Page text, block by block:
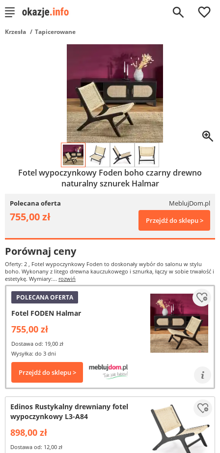
0
Krzesła Tapicerowane
Fotel wypoczynkowy Foden boho czarny drewno
naturalny sznurek Halmar
Polecana oferta MeblujDom.pl
755,00 zł Przejdź do sklepu >
Porównaj ceny
Oferty: 2 , Fotel wypoczynkowy Foden to doskonały wybór do salonu w stylu
boho. Wykonany z litego drewna kauczukowego i sznurka, łączy w sobie trwałość i
estetykę. Wymiary:... rozwiń
POLECANA OFERTA
Fotel FODEN Halmar
755,00 zł
Dostawa od: 19,00 zł
Wysyłka: do 3 dni
Przejdź do sklepu >
Edinos Rustykalny drewniany fotel
wypoczynkowy L3-A84
898,00 zł
Dostawa od: 12,00 zł